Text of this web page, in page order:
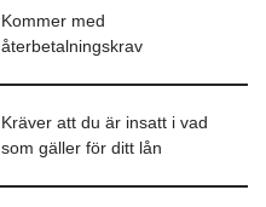
Kommer med
återbetalningskrav
Kräver att du är insatt i vad
som gäller för ditt lån